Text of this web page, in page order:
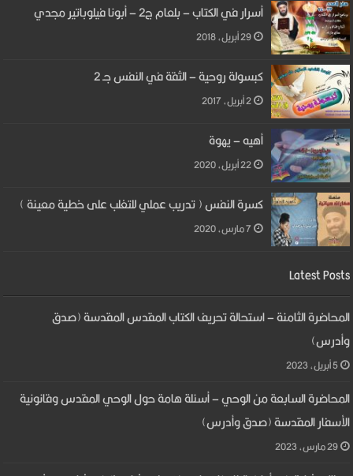
أسرار في الكتاب – بلعام ج2 – أبونا فيلوباتير مجدي
29 أبريل، 2018
كبسولة روحية – الثقة في النفس جـ 2
2 أبريل، 2017
أهيه – يهوة
22 أبريل، 2020
كسرة النفس ( تدريب عملي للتغلب على خطية معينة )
7 مارس، 2020
Latest Posts
المحاضرة الثامنة – استحالة تحريف الكتاب المقدس المقدسة (صدق
وأدرس)
5 أبريل، 2023
المحاضرة السابعة من الوحي – أسئلة هامة حول الوحي المقدس وقانونية
الأسفار المقدسة (صدق وأدرس)
29 مارس، 2023